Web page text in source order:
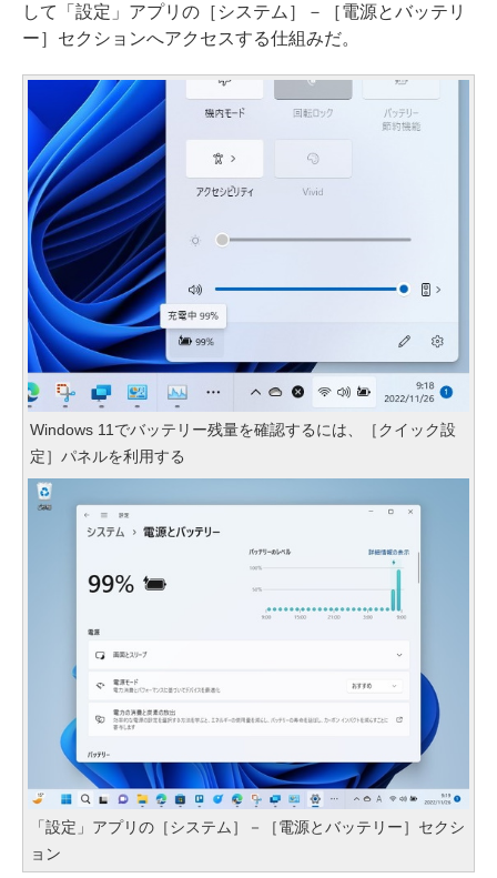
して「設定」アプリの［システム］－［電源とバッテリ
ー］セクションへアクセスする仕組みだ。
Windows 11でバッテリー残量を確認するには、［クイック設
定］パネルを利用する
「設定」アプリの［システム］－［電源とバッテリー］セクシ
ョン